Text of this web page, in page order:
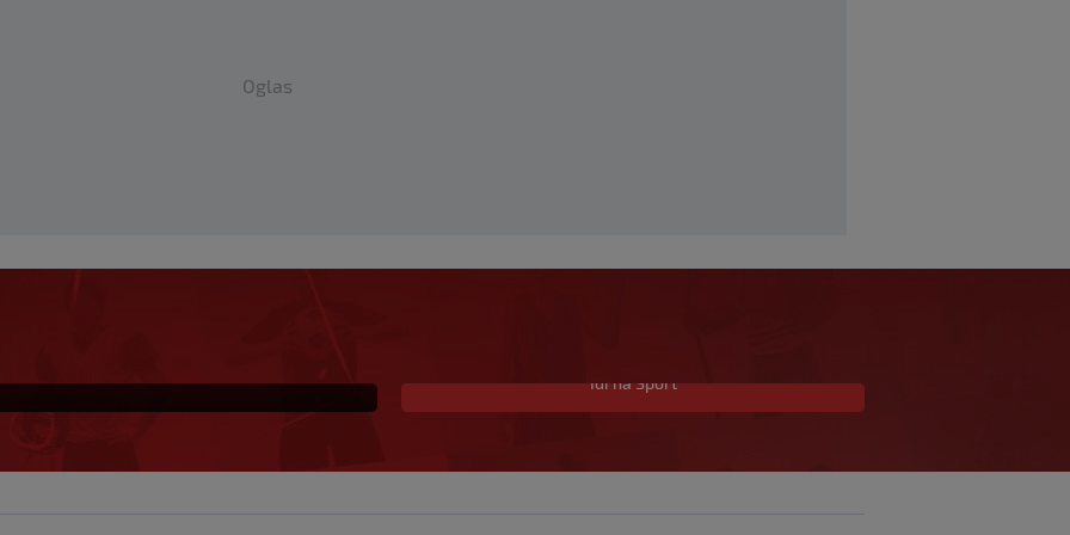
Oglas
Neočekivan transfer na
uključio u utrku za
Idi na Sport